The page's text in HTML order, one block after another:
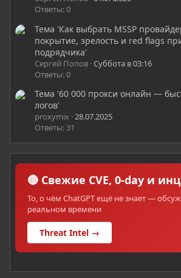
Ответы: 0
Тема 'Как выбрать MSSP
покрытие, зрелость и red flags
подрядчика'
Сергей Попов Суббота в 03:16
Ответы: 0
Тема '60 000 прокси онлайн —
логов'
proxymix 28.07.2025
Ответы: 31
🔴 Свежие CVE, 0-day и
То, о чём ChatGPT ещё не знает —
реальном времени
Threat Intel →